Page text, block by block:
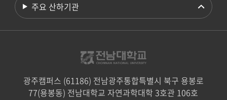
주요 산하기관
광주캠퍼스 (61186) 전남광주통합특별시 북구 용봉로
77(용봉동) 전남대학교 자연과학대학 3호관 106호